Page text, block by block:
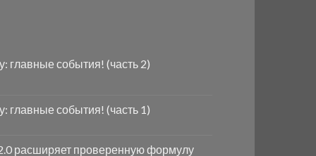
главные события! (часть 2)
главные события! (часть 1)
расширяет проверенную формулу